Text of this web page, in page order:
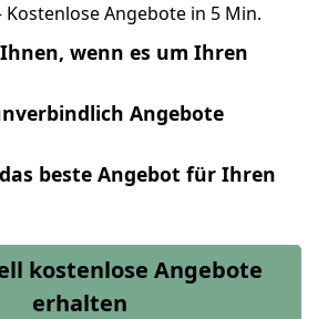
Kostenlose Angebote in 5 Min.
wenn es um Ihren
Angebote
beste Angebot für Ihren
kostenlose Angebote
erhalten